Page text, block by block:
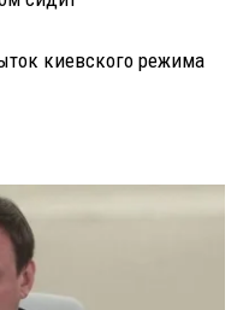
киевского режима